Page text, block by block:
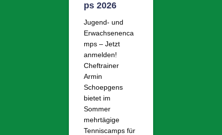
ps 2026
Jugend- und
Erwachsenenca
mps – Jetzt
anmelden!
Cheftrainer
Armin
Schoepgens
bietet im
Sommer
mehrtägige
Tenniscamps für